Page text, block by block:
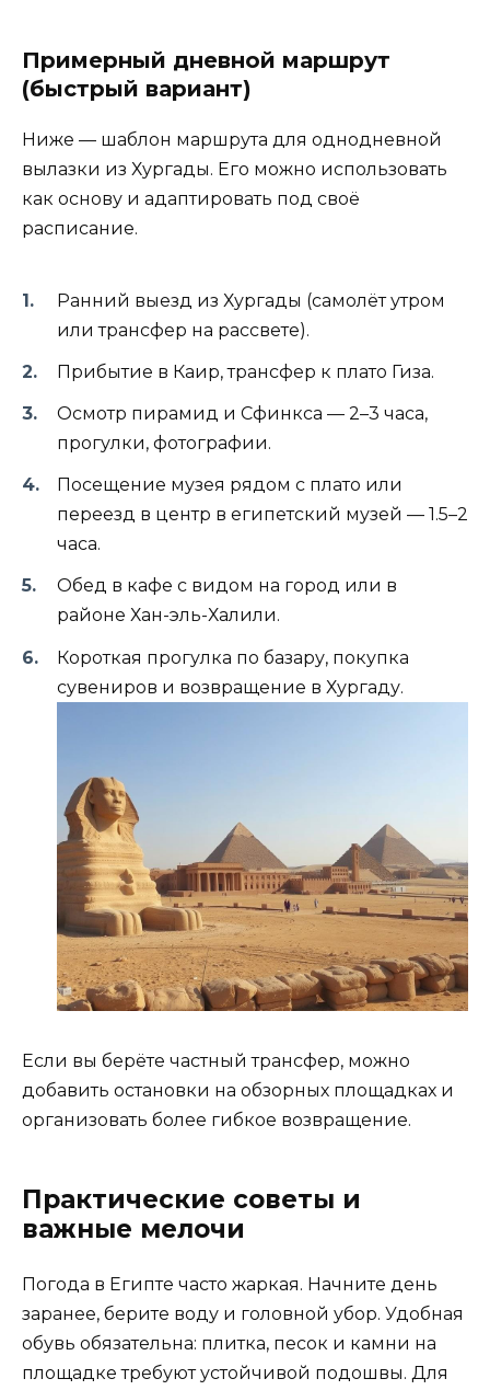
Примерный дневной маршрут
(быстрый вариант)
Ниже — шаблон маршрута для однодневной
вылазки из Хургады. Его можно использовать
как основу и адаптировать под своё
расписание.
Ранний выезд из Хургады (самолёт утром
или трансфер на рассвете).
Прибытие в Каир, трансфер к плато Гиза.
Осмотр пирамид и Сфинкса — 2–3 часа,
прогулки, фотографии.
Посещение музея рядом с плато или
переезд в центр в египетский музей — 1.5–2
часа.
Обед в кафе с видом на город или в
районе Хан-эль-Халили.
Короткая прогулка по базару, покупка
сувениров и возвращение в Хургаду.
Если вы берёте частный трансфер, можно
добавить остановки на обзорных площадках и
организовать более гибкое возвращение.
Практические советы и
важные мелочи
Погода в Египте часто жаркая. Начните день
заранее, берите воду и головной убор. Удобная
обувь обязательна: плитка, песок и камни на
площадке требуют устойчивой подошвы. Для